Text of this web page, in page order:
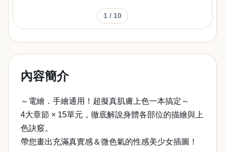
1 / 10
內容簡介
～電繪．手繪通用！超擬真肌膚上色一本搞定～
4大章節 × 15單元，徹底解說身體各部位的描繪與上
色訣竅。
帶您畫出充滿真實感＆微色氣的性感美少女插圖！